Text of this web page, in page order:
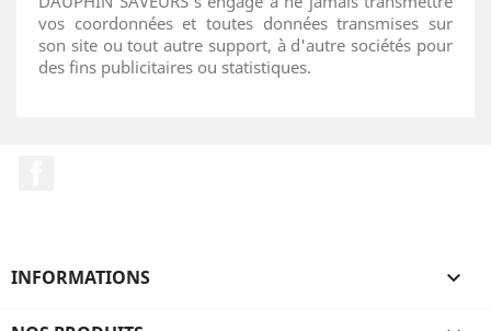
vos coordonnées et toutes données transmises sur
son site ou tout autre support, à d'autre sociétés pour
des fins publicitaires ou statistiques.
INFORMATIONS 